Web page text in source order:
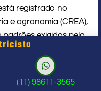
registrado no
e agronomia (CREA),
exigidos pela
oferecidos por
(11) 98611-3565